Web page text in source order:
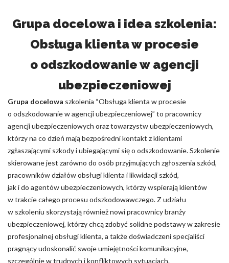
Grupa docelowa i idea szkolenia:
Obsługa klienta w procesie
o odszkodowanie w agencji
ubezpieczeniowej
Grupa docelowa szkolenia “Obsługa klienta w procesie
o odszkodowanie w agencji ubezpieczeniowej” to pracownicy
agencji ubezpieczeniowych oraz towarzystw ubezpieczeniowych,
którzy na co dzień mają bezpośredni kontakt z klientami
zgłaszającymi szkody i ubiegającymi się o odszkodowanie. Szkolenie
skierowane jest zarówno do osób przyjmujących zgłoszenia szkód,
pracowników działów obsługi klienta i likwidacji szkód,
jak i do agentów ubezpieczeniowych, którzy wspierają klientów
w trakcie całego procesu odszkodowawczego. Z udziału
w szkoleniu skorzystają również nowi pracownicy branży
ubezpieczeniowej, którzy chcą zdobyć solidne podstawy w zakresie
profesjonalnej obsługi klienta, a także doświadczeni specjaliści
pragnący udoskonalić swoje umiejętności komunikacyjne,
szczególnie w trudnych i konfliktowych sytuacjach.